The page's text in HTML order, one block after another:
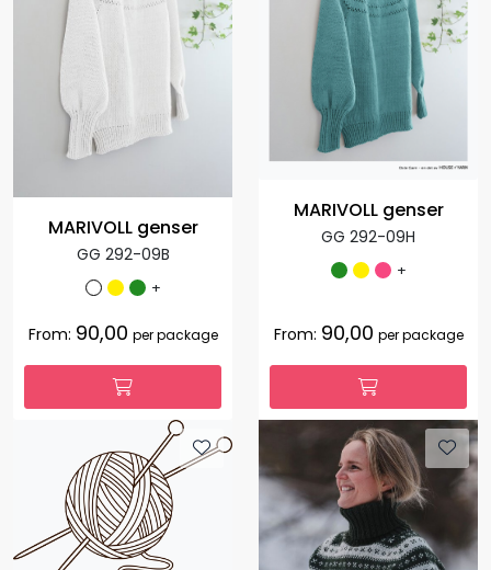
MARIVOLL genser
GG 292-09B
+
From: 90,00 per package
MARIVOLL genser
GG 292-09H
+
From: 90,00 per package